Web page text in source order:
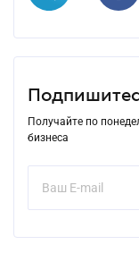
Получайте по
бизнеса